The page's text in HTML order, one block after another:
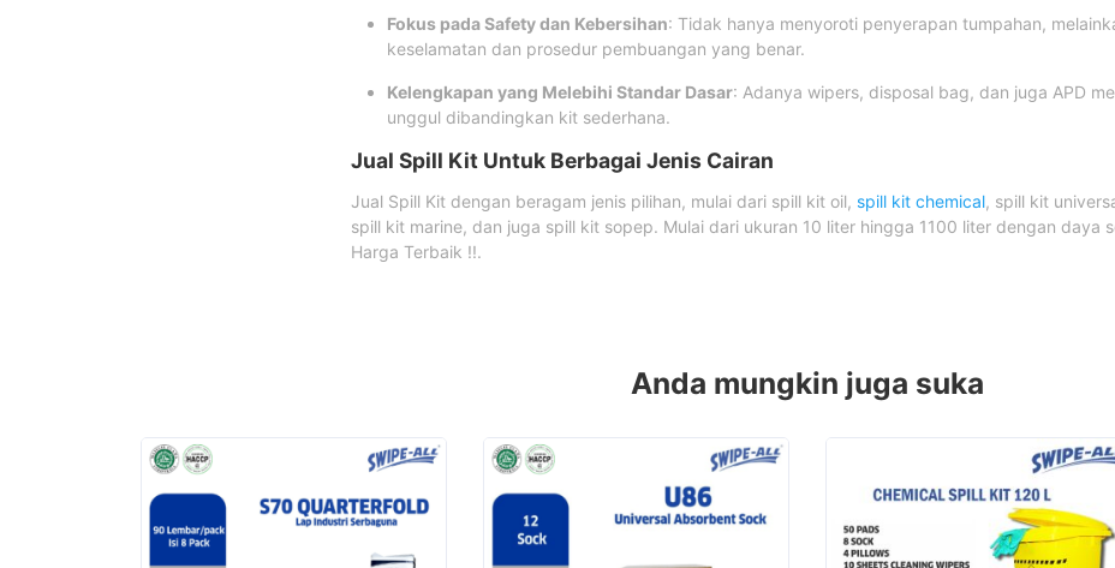
Fokus pada Safety dan Kebersihan: Tidak hanya menyoroti penyerapan tumpahan,
keselamatan dan prosedur pembuangan yang benar.
Kelengkapan yang Melebihi Standar Dasar: Adanya wipers, disposal bag, dan juga APD
unggul dibandingkan kit sederhana.
Jual Spill Kit Untuk Berbagai Jenis Cairan
Jual Spill Kit dengan beragam jenis pilihan, mulai dari spill kit oil, spill kit chemical, spill kit
spill kit marine, dan juga spill kit sopep. Mulai dari ukuran 10 liter hingga 1100 liter dengan daya
Harga Terbaik !!.
Anda mungkin juga suka